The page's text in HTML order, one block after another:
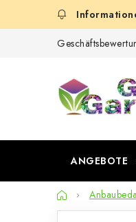
ANGEBOTE
Startseite